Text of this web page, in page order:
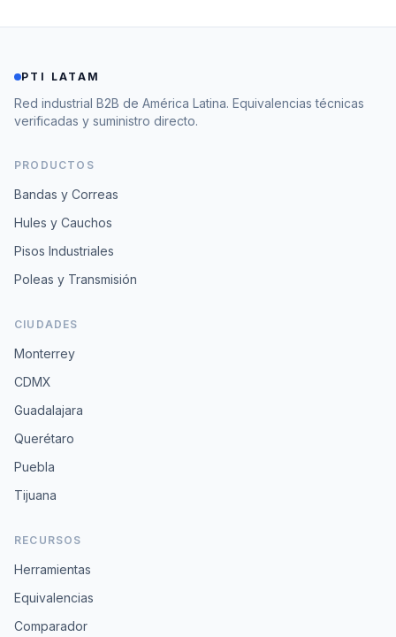
PTI LATAM
Red industrial B2B de América Latina. Equivalencias técnicas
verificadas y suministro directo.
PRODUCTOS
Bandas y Correas
Hules y Cauchos
Pisos Industriales
Poleas y Transmisión
CIUDADES
Monterrey
CDMX
Guadalajara
Querétaro
Puebla
Tijuana
RECURSOS
Herramientas
Equivalencias
Comparador